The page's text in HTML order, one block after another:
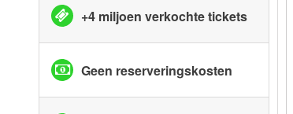
+4 miljoen verkochte tickets
Geen reserveringskosten